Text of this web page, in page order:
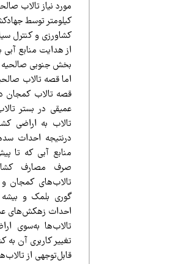
کشاورزی و کنترل
از هدایت منابع
بخش جنوبی
اما قصه تالاب
عمیقی در بستر
تالاب به اراضی
درنتیجه احداث
منابع آبی که تا
صرف مصارف
تالاب‌های کمجان
گوری بلمک و بیشه
احداث زهکش‌های
تالاب‌ها به‌سوی
تغییر کاربری آن
قابل‌توجهی از